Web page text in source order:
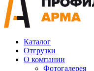
Каталог
Отгрузки
О компании
Фотогалерея